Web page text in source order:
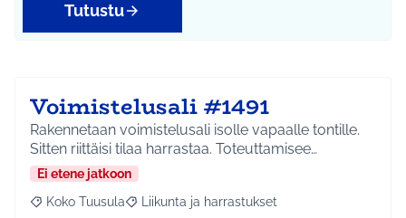
Tutustu
Voimistelusali #1491
Rakennetaan voimistelusali isolle vapaalle tontille.
Sitten riittäisi tilaa harrastaa. Toteuttamisee…
Ei etene jatkoon
Rajaa tulokset aihepiirin mukaan: Koko Tuusula
Koko Tuusula Rajaa tulokset teeman mukaan: Liikunta ja
Liikunta ja harrastukset